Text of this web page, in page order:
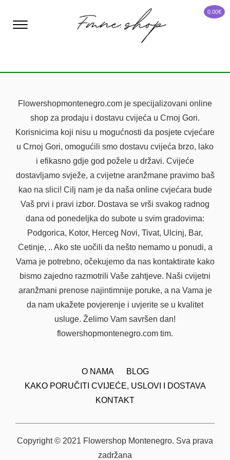
0.00€
Flowershopmontenegro.com je specijalizovani online
shop za prodaju i dostavu cvijeća u Crnoj Gori.
Korisnicima koji nisu u mogućnosti da posjete cvjećare
u Crnoj Gori, omogućili smo dostavu cvijeća brzo, lako
i efikasno gdje god požele u državi. Cvijeće
dostavljamo svježe, a cvijetne aranžmane pravimo baš
kao na slici! Cilj nam je da naša online cvjećara bude
Vaš prvi i pravi izbor. Dostava se vrši svakog radnog
dana od ponedeljka do subote u svim gradovima:
Podgorica, Kotor, Herceg Novi, Tivat, Ulcinj, Bar,
Cetinje, .. Ako ste uočili da nešto nemamo u ponudi, a
Vama je potrebno, očekujemo da nas kontaktirate kako
bismo zajedno razmotrili Vaše zahtjeve. Naši cvijetni
aranžmani prenose najintimnije poruke, a na Vama je
da nam ukažete povjerenje i uvjerite se u kvalitet
usluge. Želimo Vam savršen dan!
flowershopmontenegro.com tim.
O NAMA
BLOG
KAKO PORUČITI CVIJEĆE, USLOVI I DOSTAVA
KONTAKT
Copyright © 2021 Flowershop Montenegro. Sva prava
zadržana